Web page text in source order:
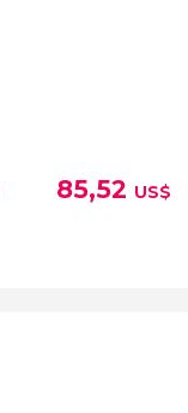
85,52 US$